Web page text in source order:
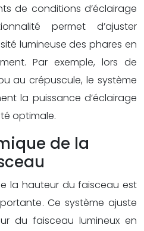
de conditions d’éclairage
permet d’ajuster
lumineuse des phares en
Par exemple, lors de
au crépuscule, le système
la puissance d’éclairage
optimale.
de la
la hauteur du faisceau est
Ce système ajuste
du faisceau lumineux en